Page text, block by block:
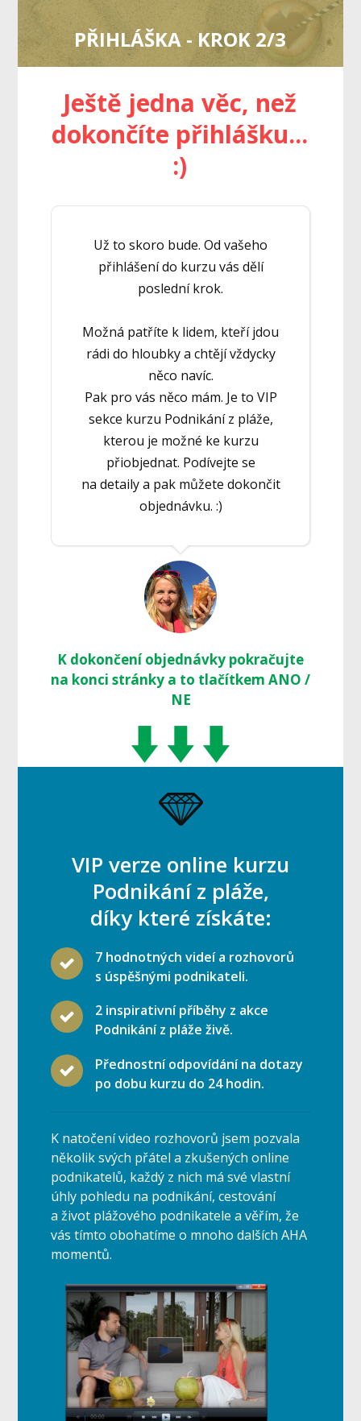
PŘIHLÁŠKA - KROK 2/3
Ještě jedna věc, než
dokončíte přihlášku...
:)
Už to skoro bude. Od vašeho
přihlášení do kurzu vás dělí
poslední krok.
Možná patříte k lidem, kteří jdou
rádi do hloubky a chtějí vždycky
něco navíc.
Pak pro vás něco mám. Je to VIP
sekce kurzu Podnikání z pláže,
kterou je možné ke kurzu
přiobjednat. Podívejte se
na detaily a pak můžete dokončit
objednávku. :)
K dokončení objednávky pokračujte
na konci stránky a to tlačítkem ANO /
NE
VIP verze online kurzu
Podnikání z pláže,
díky které získáte:
7 hodnotných videí a rozhovorů
s úspěšnými podnikateli.
2 inspirativní příběhy z akce
Podnikání z pláže živě.
Přednostní odpovídání na dotazy
po dobu kurzu do 24 hodin.
K natočení video rozhovorů jsem pozvala
několik svých přátel a zkušených online
podnikatelů, každý z nich má své vlastní
úhly pohledu na podnikání, cestování
a život plážového podnikatele a věřím, že
vás tímto obohatíme o mnoho dalších AHA
momentů.